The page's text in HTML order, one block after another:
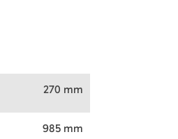
270 mm
985 mm